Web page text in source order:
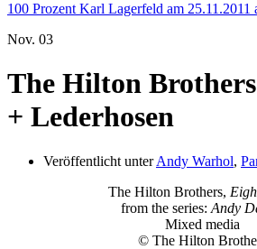
100 Prozent Karl Lagerfeld am 25.11.2011
Nov. 03
The Hilton
+ Lederhosen
Veröffentlicht unterAndy Warhol,
The Hilton Brothers,
from the series: Andy
Mixed media
© The Hilton